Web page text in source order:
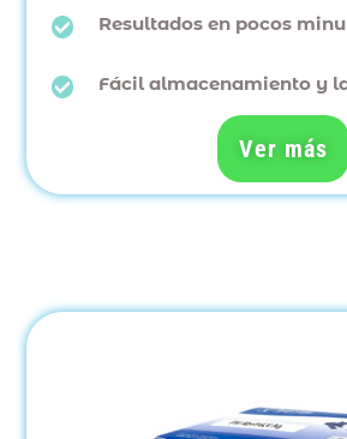
Resultados en pocos
Fácil almacenamiento y
Ver más